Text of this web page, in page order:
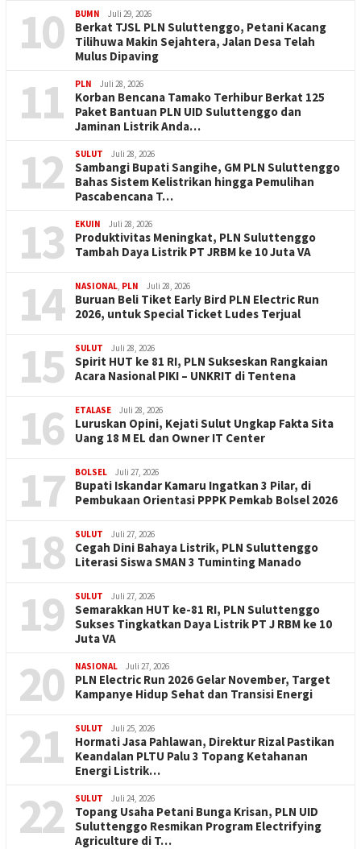
10 BUMN Juli 29, 2026
Berkat TJSL PLN Suluttenggo, Petani Kacang
Tilihuwa Makin Sejahtera, Jalan Desa Telah
Mulus Dipaving
11 PLN Juli 28, 2026
Korban Bencana Tamako Terhibur Berkat 125
Paket Bantuan PLN UID Suluttenggo dan
Jaminan Listrik Anda…
12 SULUT Juli 28, 2026
Sambangi Bupati Sangihe, GM PLN Suluttenggo
Bahas Sistem Kelistrikan hingga Pemulihan
Pascabencana T…
13 EKUIN Juli 28, 2026
Produktivitas Meningkat, PLN Suluttenggo
Tambah Daya Listrik PT JRBM ke 10 Juta VA
14 NASIONAL, PLN Juli 28, 2026
Buruan Beli Tiket Early Bird PLN Electric Run
2026, untuk Special Ticket Ludes Terjual
15 SULUT Juli 28, 2026
Spirit HUT ke 81 RI, PLN Sukseskan Rangkaian
Acara Nasional PIKI – UNKRIT di Tentena
16 ETALASE Juli 28, 2026
Luruskan Opini, Kejati Sulut Ungkap Fakta Sita
Uang 18 M EL dan Owner IT Center
17 BOLSEL Juli 27, 2026
Bupati Iskandar Kamaru Ingatkan 3 Pilar, di
Pembukaan Orientasi PPPK Pemkab Bolsel 2026
18 SULUT Juli 27, 2026
Cegah Dini Bahaya Listrik, PLN Suluttenggo
Literasi Siswa SMAN 3 Tuminting Manado
19 SULUT Juli 27, 2026
Semarakkan HUT ke-81 RI, PLN Suluttenggo
Sukses Tingkatkan Daya Listrik PT J RBM ke 10
Juta VA
20 NASIONAL Juli 27, 2026
PLN Electric Run 2026 Gelar November, Target
Kampanye Hidup Sehat dan Transisi Energi
21 SULUT Juli 25, 2026
Hormati Jasa Pahlawan, Direktur Rizal Pastikan
Keandalan PLTU Palu 3 Topang Ketahanan
Energi Listrik…
22 SULUT Juli 24, 2026
Topang Usaha Petani Bunga Krisan, PLN UID
Suluttenggo Resmikan Program Electrifying
Agriculture di T…